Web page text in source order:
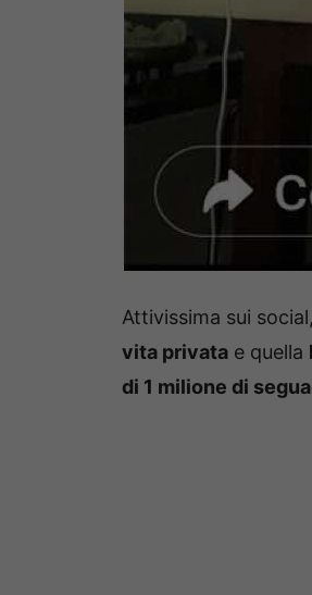
Attivissima sui
vita privata e quella
di 1 milione di